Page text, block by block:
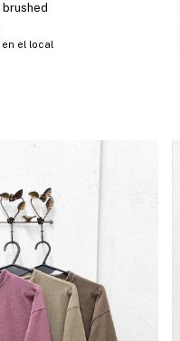
brushed
en el local